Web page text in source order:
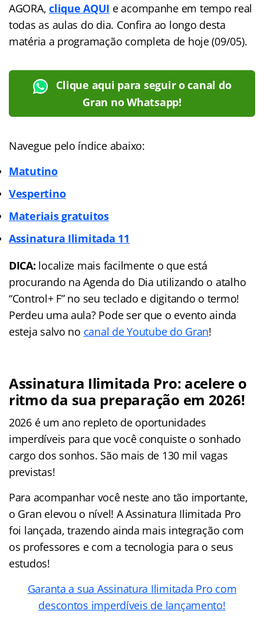
AGORA,clique AQUI e acompanhe em tempo real
todas as aulas do dia. Confira ao longo desta
matéria a programação completa de hoje (09/05).
Clique aqui para seguir o canal do
Gran no Whatsapp!
Navegue pelo índice abaixo:
Matutino
Vespertino
Materiais gratuitos
Assinatura Ilimitada 11
DICA: localize mais facilmente o que está
procurando na Agenda do Dia utilizando o atalho
“Control+ F” no seu teclado e digitando o termo!
Perdeu uma aula? Pode ser que o evento ainda
esteja salvo no canal de Youtube do Gran!
Assinatura Ilimitada Pro: acelere o
ritmo da sua preparação em 2026!
2026 é um ano repleto de oportunidades
imperdíveis para que você conquiste o sonhado
cargo dos sonhos. São mais de 130 mil vagas
previstas!
Para acompanhar você neste ano tão importante,
o Gran elevou o nível! A Assinatura Ilimitada Pro
foi lançada, trazendo ainda mais integração com
os professores e com a tecnologia para o seus
estudos!
Garanta a sua Assinatura Ilimitada Pro com
descontos imperdíveis de lançamento!